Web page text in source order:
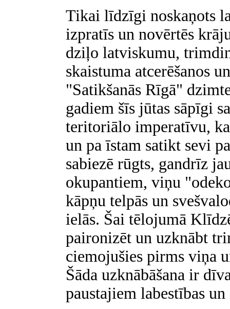
Tikai līdzīgi noskaņots
izpratīs un novērtēs
dziļo latviskumu,
skaistuma atcerēšanos
"Satikšanās Rīgā"
gadiem šīs jūtas sāpīgi
teritoriālo imperatīvu,
un pa īstam satikt sevi
sabiezē rūgts, gandrīz
okupantiem, viņu
kāpņu telpās un
ielās. Šai tēlojumā
paironizēt un uzknābt
ciemojušies pirms viņa
Šāda uzknābāšana ir
paustajiem labestības